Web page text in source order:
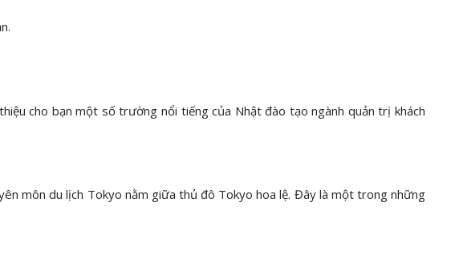
cho bạn một số trường nổi tiếng của Nhật đào tạo ngành quản trị khách
môn du lịch Tokyo nằm giữa thủ đô Tokyo hoa lệ. Đây là một trong những